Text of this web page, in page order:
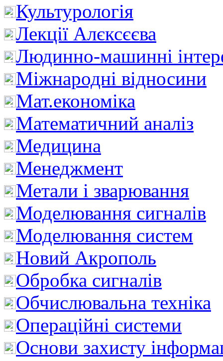
Культурологія
Лекції Алєксєєва
Людинно-машинні
Міжнародні відносини
Мат.економіка
Математичний аналіз
Медицина
Менеджмент
Метали і зварювання
Моделювання сигналів
Моделювання систем
Новий Акрополь
Обробка сигналів
Обчислювальна техніка
Операційні системи
Основи захисту